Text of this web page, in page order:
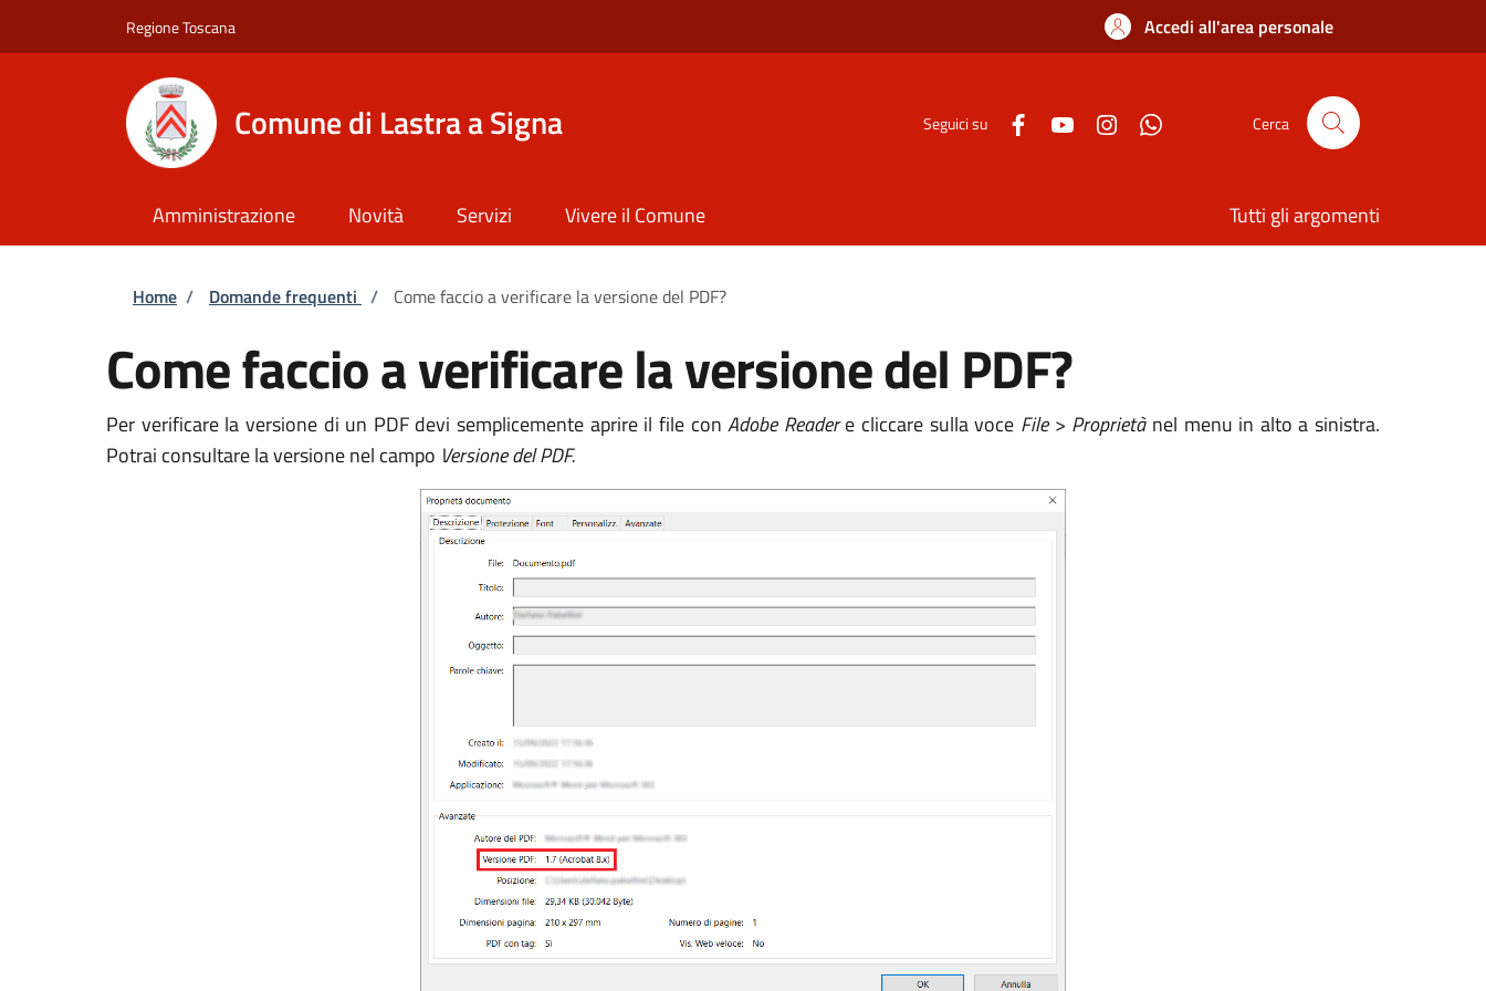
Regione Toscana Accedi all'area personale
Comune di Lastra a Signa Seguici su Cerca
Amministrazione Novità Servizi Vivere il Comune Tutti gli argomenti
Briciole di pane
Home / Domande frequenti / Come faccio a verificare la versione del PDF?
Come faccio a verificare la versione del PDF?
Per verificare la versione di un PDF devi semplicemente aprire il file conAdobe Readere cliccare sulla voce File > Proprietà nel menu in alto a sinistra.
Potrai consultare la versione nel campo Versione del PDF.